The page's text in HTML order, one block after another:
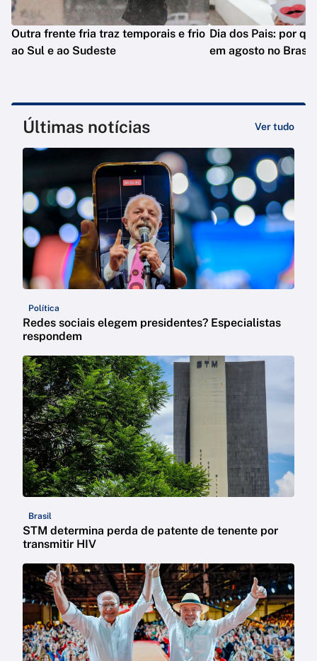
Outra frente fria traz temporais e frio
ao Sul e ao Sudeste
Dia dos Pais: por
em agosto no
Últimas notícias Ver tudo
Política
Redes sociais elegem presidentes? Especialistas
respondem
Brasil
STM determina perda de patente de tenente por
transmitir HIV